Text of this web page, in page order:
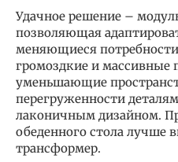
Удачное решение –
позволяющая
меняющиеся
громоздкие и массивные
уменьшающие
перегруженности
лаконичным дизайном.
обеденного стола лучше
трансформер.